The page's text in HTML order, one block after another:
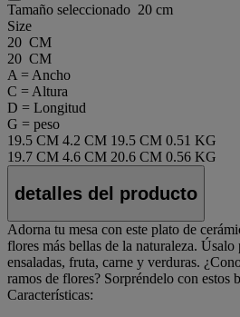
Tamaño seleccionado 20 cm
Size
20 CM
20 CM
A = Ancho
C = Altura
D = Longitud
G = peso
19.5 CM 4.2 CM 19.5 CM 0.51 KG
19.7 CM 4.6 CM 20.6 CM 0.56 KG
detalles del producto
Adorna tu mesa con este plato de
flores más bellas de la naturaleza. Úsalo
ensaladas, fruta, carne y verduras.
ramos de flores? Sorpréndelo con estos
Características: